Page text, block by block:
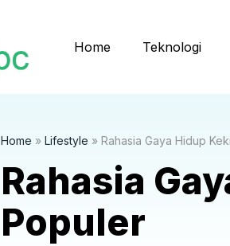
Home Teknologi
Home » Lifestyle » Rahasia Gaya Hidup
Rahasia
Populer